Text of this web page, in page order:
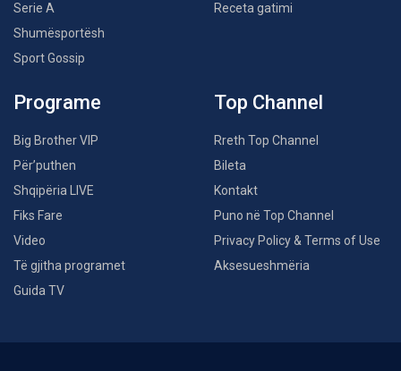
Serie A
Shumësportësh
Sport Gossip
Receta gatimi
Programe
Big Brother VIP
Për’puthen
Shqipëria LIVE
Fiks Fare
Video
Të gjitha programet
Guida TV
Top Channel
Rreth Top Channel
Bileta
Kontakt
Puno në Top Channel
Privacy Policy & Terms of Use
Aksesueshmëria